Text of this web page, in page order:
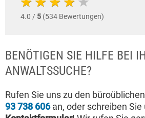
4.0 / 5 (534 Bewertungen)
BENÖTIGEN SIE HILFE BEI
ANWALTSSUCHE?
Rufen Sie uns zu den
93 738 606an, oder schreiben Sie